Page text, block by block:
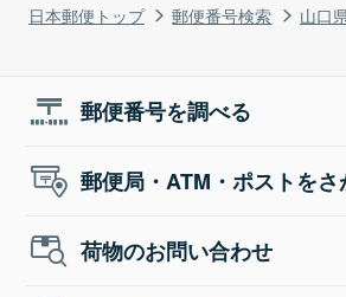
日本郵便トップ 郵便番号検索 山口
郵便番号を調べる
郵便局・ATM・ポストをさ
荷物のお問い合わせ